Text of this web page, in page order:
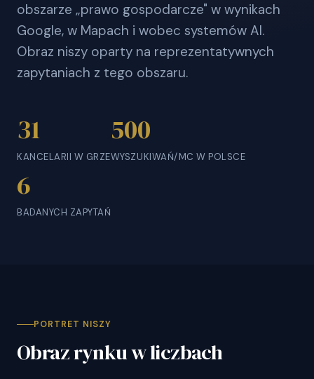
obszarze „prawo gospodarcze" w wynikach
Google, w Mapach i wobec systemów AI.
Obraz niszy oparty na reprezentatywnych
zapytaniach z tego obszaru.
31
KANCELARII W GRZE
500
WYSZUKIWAŃ/MC W POLSCE
6
BADANYCH ZAPYTAŃ
PORTRET NISZY
Obraz rynku w liczbach